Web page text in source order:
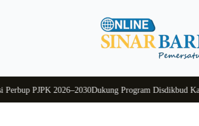
PJPK 2026–2030Dukung Program Disdikbud Kalsel,